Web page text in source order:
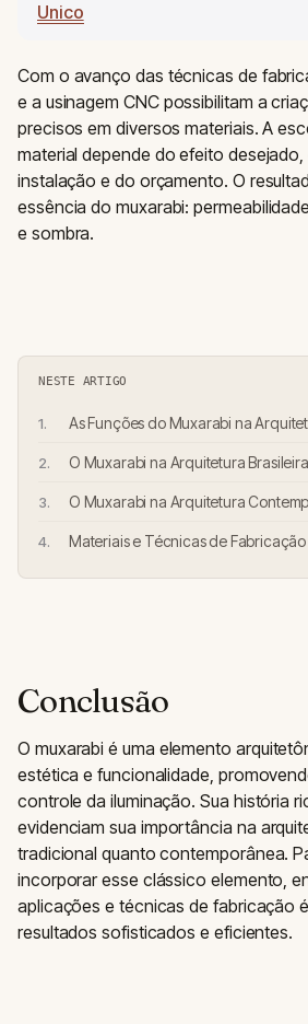
Unico
Com o avanço das técnicas de
e a usinagem CNC possibilitam a
precisos em diversos materiais. A
material depende do efeito
instalação e do orçamento. O
essência do muxarabi:
e sombra.
NESTE ARTIGO
As Funções do Muxarabi na
O Muxarabi na Arquitetura Brasileira
O Muxarabi na Arquitetura
Materiais e Técnicas de Fabricação
Conclusão
O muxarabi é uma elemento
estética e funcionalidade,
controle da iluminação. Sua história
evidenciam sua importância na
tradicional quanto contemporânea.
incorporar esse clássico elemento,
aplicações e técnicas de fabricação
resultados sofisticados e eficientes.